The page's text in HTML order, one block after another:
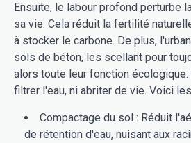
Ensuite, le labour profond perturbe
sa vie. Cela réduit la fertilité
à stocker le carbone. De plus,
sols de béton, les scellant pour
alors toute leur fonction
filtrer l'eau, ni abriter de vie. Voici
Compactage du sol : Réduit
de rétention d'eau, nuisant aux